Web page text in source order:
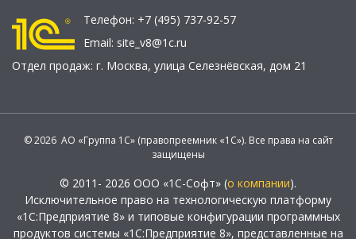
Телефон: +7 (495) 737-92-57
Email: site_v8@1c.ru
Отдел продаж: г. Москва, улица Селезнёвская, дом 21
© 2026 АО «Группа 1С» (правопреемник «1С»). Все права на сайт
защищены
© 2011- 2026 ООО «1С-Софт» (о компании).
Исключительное право на технологическую платформу
«1С:Предприятие 8» и типовые конфигурации программных
продуктов системы «1С:Предприятие 8», представленные на